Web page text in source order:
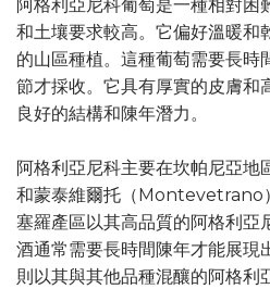
阿格利亞尼科葡萄是一種相對困
和土壤要求較高。它偏好溫暖和
的山區種植。這種葡萄需要長時
節才採收。它具有厚實的皮膚和
良好的結構和陳年潛力。
阿格利亞尼科主要在坎帕尼亞地
和蒙泰維爾托（Montevetrano
塞羅產區以其高品質的阿格利亞
酒通常需要長時間陳年才能展現
則以其與其他品種混釀的阿格利